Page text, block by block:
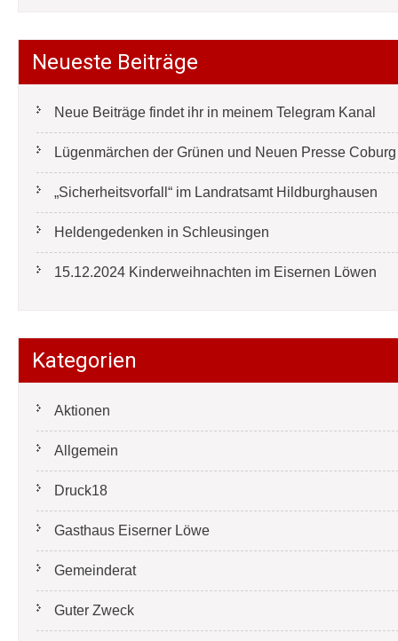
Neueste Beiträge
Neue Beiträge findet ihr in meinem Telegram Kanal
Lügenmärchen der Grünen und Neuen Presse
„Sicherheitsvorfall“ im Landratsamt Hildburghausen
Heldengedenken in Schleusingen
15.12.2024 Kinderweihnachten im Eisernen Löwen
Kategorien
Aktionen
Allgemein
Druck18
Gasthaus Eiserner Löwe
Gemeinderat
Guter Zweck